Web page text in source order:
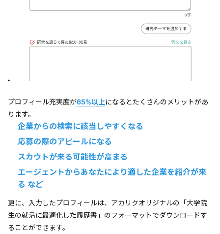
プロフィール充実度が65%以上になるとたくさんのメリットがあ
ります。
企業からの検索に該当しやすくなる
応募の際のアピールになる
スカウトが来る可能性が高まる
エージェントからあなたにより適した企業を紹介が来
る など
更に、入力したプロフィールは、アカリクオリジナルの「大学院
生の就活に最適化した履歴書」のフォーマットでダウンロードす
ることができます。